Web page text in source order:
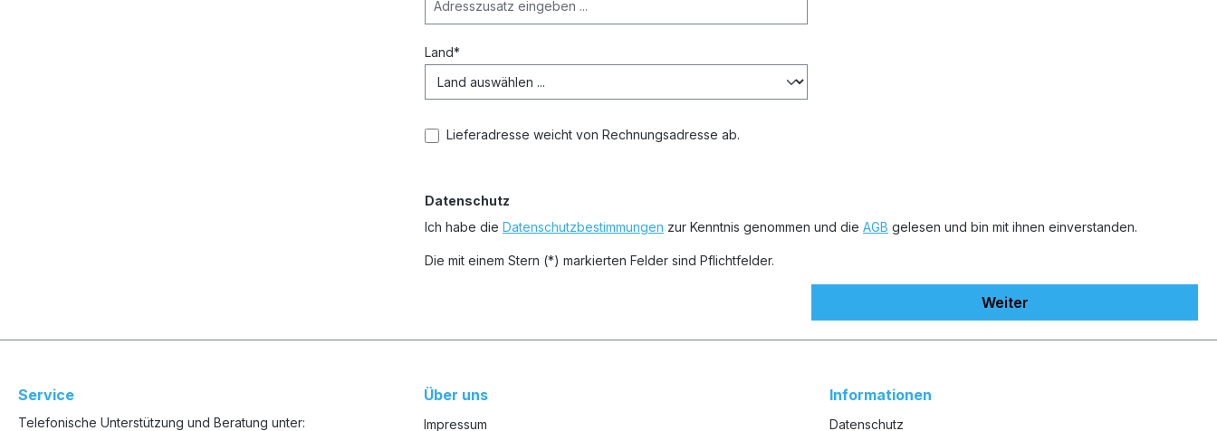
Land*
Lieferadresse weicht von Rechnungsadresse ab.
Datenschutz
Ich habe die Datenschutzbestimmungen zur Kenntnis genommen und die AGB gelesen und bin mit ihnen einverstanden.
Die mit einem Stern (*) markierten Felder sind Pflichtfelder.
Weiter
Service
Telefonische Unterstützung und Beratung unter:
Über uns
Impressum
Informationen
Datenschutz